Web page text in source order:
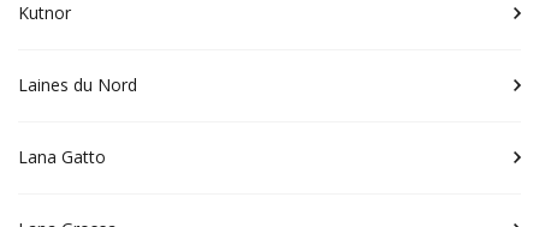
Kutnor
Laines du Nord
Lana Gatto